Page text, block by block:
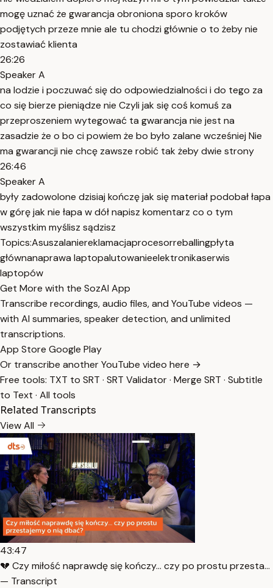
mogę uznać że gwarancja obroniona sporo kroków
podjętych przeze mnie ale tu chodzi głównie o to żeby nie
zostawiać klienta
26:26
Speaker A
na lodzie i poczuwać się do odpowiedzialności i do tego za
co się bierze pieniądze nie Czyli jak się coś komuś za
przeproszeniem wytegować ta gwarancja nie jest na
zasadzie że o bo ci powiem że bo było zalane wcześniej Nie
ma gwarancji nie chcę zawsze robić tak żeby dwie strony
26:46
Speaker A
były zadowolone dzisiaj kończę jak się materiał podobał łapa
w górę jak nie łapa w dół napisz komentarz co o tym
wszystkim myślisz sądzisz
Topics:Asuszalaniereklamacjaprocesorreballingpłyta
głównanaprawa laptopalutowanieelektronikaserwis
laptopów
Get More with the SozAI App
Transcribe recordings, audio files, and YouTube videos —
with AI summaries, speaker detection, and unlimited
transcriptions.
App Store Google Play
Or transcribe another YouTube video here →
Free tools: TXT to SRT · SRT Validator· Merge SRT · Subtitle
to Text · All tools
Related Transcripts
View All
43:47
💔 Czy miłość naprawdę się kończy… czy po prostu przesta…
— Transcript